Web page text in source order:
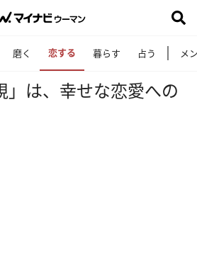
磨く 恋する 暮らす 占う メ
」は、幸せな恋愛への